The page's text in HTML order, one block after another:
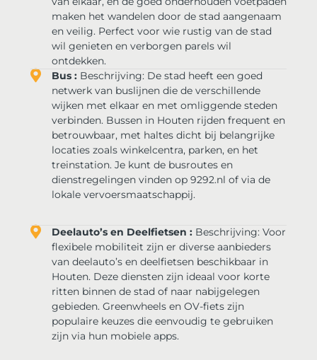
maken het wandelen door de stad aangenaam
en veilig. Perfect voor wie rustig van de stad
wil genieten en verborgen parels wil
ontdekken.
Bus : Beschrijving: De stad heeft een goed
netwerk van buslijnen die de verschillende
wijken met elkaar en met omliggende steden
verbinden. Bussen in Houten rijden frequent en
betrouwbaar, met haltes dicht bij belangrijke
locaties zoals winkelcentra, parken, en het
treinstation. Je kunt de busroutes en
dienstregelingen vinden op 9292.nl of via de
lokale vervoersmaatschappij.
Deelauto’s en Deelfietsen : Beschrijving: Voor
flexibele mobiliteit zijn er diverse aanbieders
van deelauto’s en deelfietsen beschikbaar in
Houten. Deze diensten zijn ideaal voor korte
ritten binnen de stad of naar nabijgelegen
gebieden. Greenwheels en OV-fiets zijn
populaire keuzes die eenvoudig te gebruiken
zijn via hun mobiele apps.